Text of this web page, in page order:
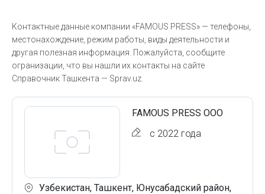
Контактные данные компании «FAMOUS PRESS» — телефоны,
местонахождение, режим работы, виды деятельности и
другая полезная информация. Пожалуйста, сообщите
огранизации, что вы нашли их контакты на сайте
Справочник Ташкента — Sprav.uz.
FAMOUS PRESS ООО
с 2022 года
Узбекистан, Ташкент, Юнусабадский район,